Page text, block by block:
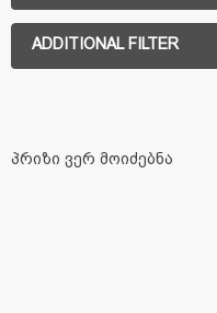
ADDITIONAL FILTER
პრიზი ვერ მოიძებნა